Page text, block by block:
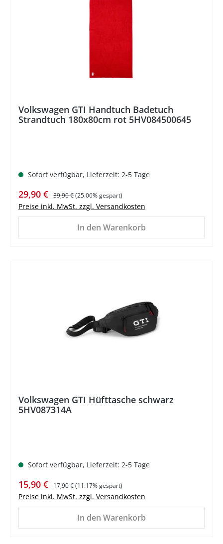
Volkswagen GTI Handtuch Badetuch
Strandtuch 180x80cm rot 5HV084500645
Sofort verfügbar, Lieferzeit: 2-5 Tage
Verkaufspreis:
29,90 € Regulärer Preis:
39,90 €(25.06% gespart)
Preise inkl. MwSt. zzgl. Versandkosten
In den Warenkorb
Volkswagen GTI Hüfttasche schwarz
5HV087314A
Sofort verfügbar, Lieferzeit: 2-5 Tage
Verkaufspreis:
15,90 € Regulärer Preis:
17,90 €(11.17% gespart)
Preise inkl. MwSt. zzgl. Versandkosten
In den Warenkorb